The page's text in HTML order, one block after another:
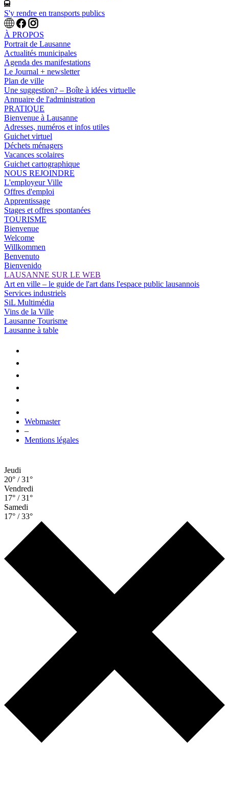
S'y rendre en transports publics
À PROPOS
Portrait de Lausanne
Actualités municipales
Agenda des manifestations
Le Journal + newsletter
Plan de ville
Une suggestion? – Boîte à idées virtuelle
Annuaire de l'administration
PRATIQUE
Bienvenue à Lausanne
Adresses, numéros et infos utiles
Guichet virtuel
Déchets ménagers
Vacances scolaires
Guichet cartographique
NOUS REJOINDRE
L'employeur Ville
Offres d'emploi
Apprentissage
Stages et offres spontanées
TOURISME
Bienvenue
Welcome
Willkommen
Benvenuto
Bienvenido
LAUSANNE SUR LE WEB
Art en ville – le guide de l'art dans l'espace public lausannois
Services industriels
SiL Multimédia
Vins de la Ville
Lausanne Tourisme
Lausanne à table
Webmaster
–
Mentions légales
Jeudi
20° / 31°
Vendredi
17° / 31°
Samedi
17° / 33°